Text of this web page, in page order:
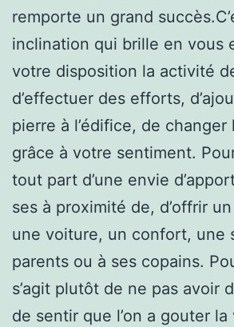
remporte un grand
inclination qui brille en vous
votre disposition la activité
d’effectuer des efforts,
pierre à l’édifice, de changer
grâce à votre sentiment.
tout part d’une envie
ses à proximité de, d’offrir
une voiture, un confort, une
parents ou à ses copains.
s’agit plutôt de ne pas avoir
de sentir que l’on a gouter